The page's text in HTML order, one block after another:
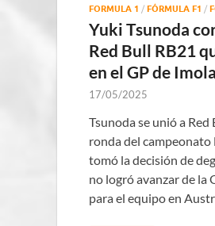
FORMULA 1 / FÓRMULA F1 /
Yuki Tsunoda
Red Bull RB21
en el GP de Imola
17/05/2025
Tsunoda se unió a
ronda del
tomó la decisión de
no logró avanzar de la
para el equipo en